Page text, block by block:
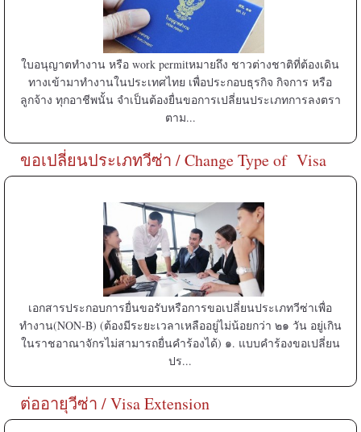
ใบอนุญาตทำงาน หรือ work permitหมายถึง ชาวต่างชาติที่ต้องเดิน
ทางเข้ามาทำงานในประเทศไทย เพื่อประกอบธุรกิจ กิจการ หรือ
ลูกจ้าง ทุกอาชีพนั้น จำเป็นต้องยื่นขอการเปลี่ยนประเภทการลงตรา
ตาม...
ขอเปลี่ยนประเภทวีซ่า / Change Type of Visa
เอกสารประกอบการยื่นขอรับหรือการขอเปลี่ยนประเภทวีซ่าเพื่อ
ทำงาน(NON-B) (ต้องมีระยะเวลาเหลืออยู่ไม่น้อยกว่า ๒๑ วัน อยู่เกิน
ในราชอาณาจักรไม่สามารถยื่นคำร้องได้) ๑. แบบคำร้องขอเปลี่ยน
ปร...
ต่ออายุวีซ่า / Visa Extension